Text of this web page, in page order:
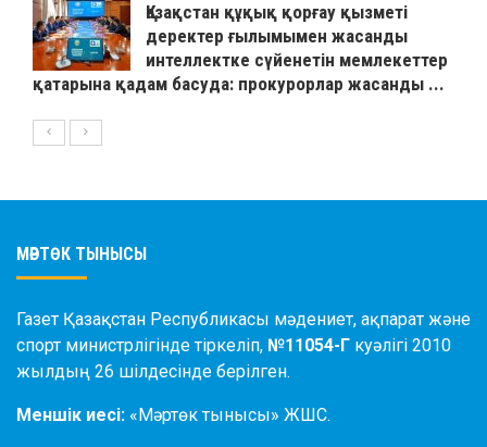
Қазақстан құқық қорғау қызметі
деректер ғылымымен жасанды
интеллектке сүйенетін мемлекеттер
қатарына қадам басуда: прокурорлар жасанды ...
МӘРТӨК ТЫНЫСЫ
Газет Қазақстан Республикасы мәдениет, ақпарат және
спорт министрлігінде тіркеліп, №11054-Г куәлігі 2010
жылдың 26 шілдесінде берілген.
Меншік иесі: «Мәртөк тынысы» ЖШС.